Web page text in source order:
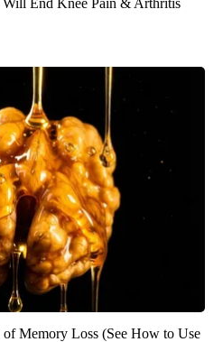
Memory Loss (See How to Use